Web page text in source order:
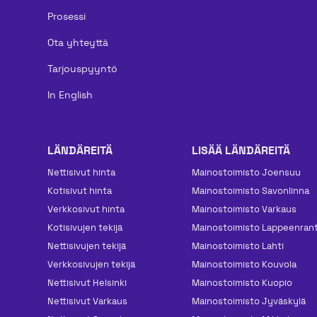
Prosessi
Ota yhteyttä
Tarjouspyyntö
In English
LÄNDÄREITÄ
Nettisivut hinta
Kotisivut hinta
Verkkosivut hinta
Kotisivujen tekijä
Nettisivujen tekijä
Verkkosivujen tekijä
Nettisivut Helsinki
Nettisivut Varkaus
LISÄÄ LÄNDÄREITÄ
Mainos­toimisto Joensuu
Mainos­toimisto Savonlinna
Mainos­toimisto Varkaus
Mainos­toimisto
Mainos­toimisto Lahti
Mainos­toimisto Kouvola
Mainos­toimisto Kuopio
Mainos­toimisto Jyväskylä